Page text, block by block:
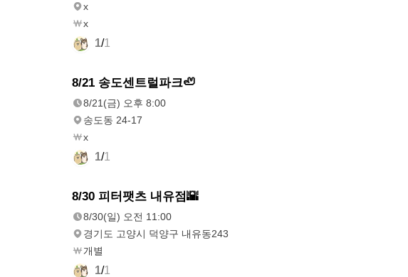
x
x
1/1
8/21 송도센트럴파크🦥
8/21(금) 오후 8:00
송도동 24-17
x
1/1
8/30 피터팻츠 내유점🌇
8/30(일) 오전 11:00
경기도 고양시 덕양구 내유동243
개별
1/1